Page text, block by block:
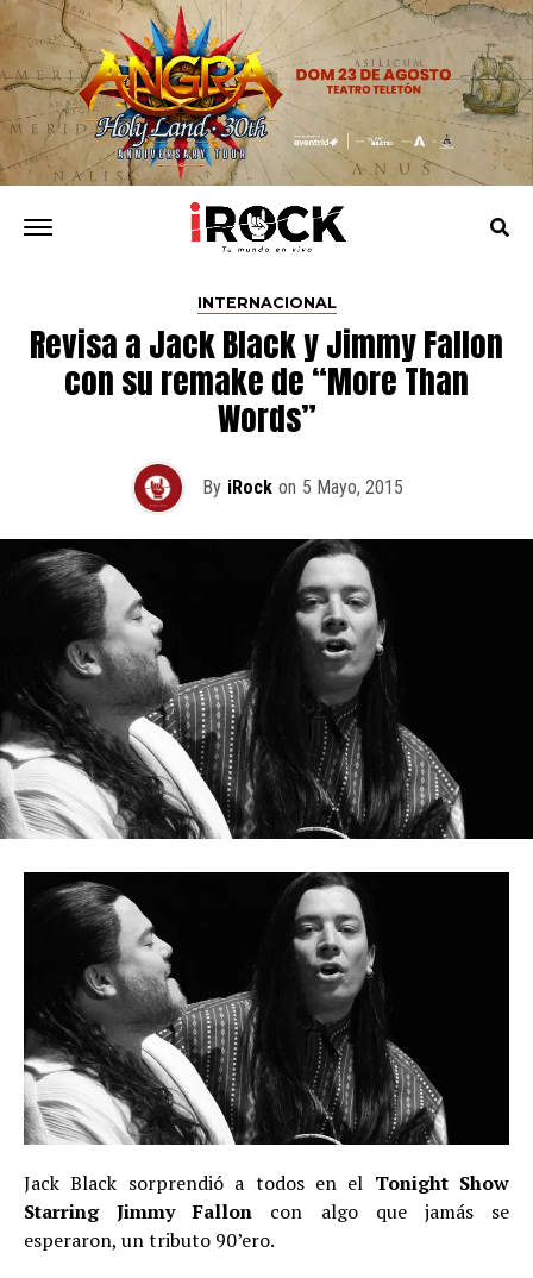
INTERNACIONAL
Revisa a Jack Black y Jimmy Fallon
con su remake de “More Than
Words”
By iRock on 5 Mayo, 2015
Jack Black sorprendió a todos en el Tonight Show
Starring Jimmy Fallon con algo que jamás se
esperaron, un tributo 90’ero.